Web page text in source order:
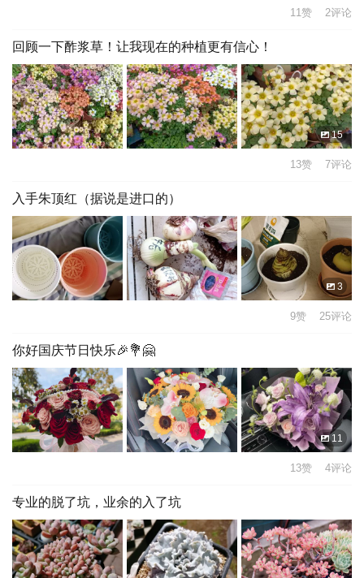
11赞 2评论
回顾一下酢浆草！让我现在的种植更有信心！
15
13赞 7评论
入手朱顶红（据说是进口的）
3
9赞 25评论
你好国庆节日快乐🎉💐🤗
11
13赞 4评论
专业的脱了坑，业余的入了坑